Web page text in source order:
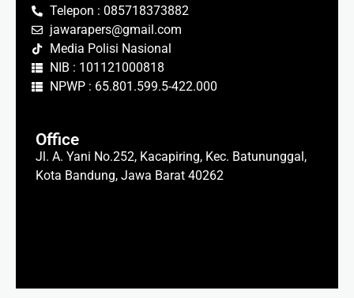
Telepon : 085718373882
jawarapers@gmail.com
Media Polisi Nasional
NIB : 101121000818
NPWP : 65.801.599.5-422.000
Office
Jl. A. Yani No.252, Kacapiring, Kec. Batununggal,
Kota Bandung, Jawa Barat 40262